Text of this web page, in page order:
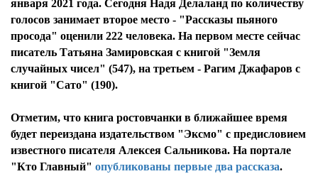
января 2021 года. Сегодня Надя Делаланд по количеству
голосов занимает второе место - "Рассказы пьяного
просода" оценили 222 человека. На первом месте сейчас
писатель Татьяна Замировская с книгой "Земля
случайных чисел" (547), на третьем - Рагим Джафаров с
книгой "Сато" (190).
Отметим, что книга ростовчанки в ближайшее время
будет переиздана издательством "Эксмо" с предисловием
известного писателя Алексея Сальникова. На портале
"Кто Главный" опубликованы первые два рассказа.